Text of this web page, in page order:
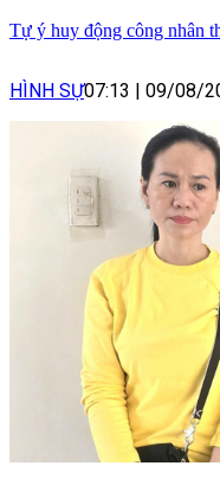
Tự ý huy động công nhân
HÌNH SỰ07:13 09/08/